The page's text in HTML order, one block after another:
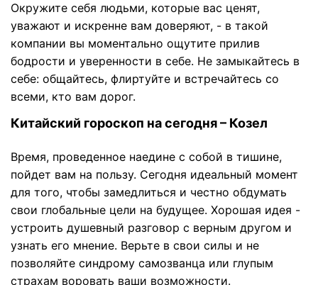
Окружите себя людьми, которые вас ценят,
уважают и искренне вам доверяют, - в такой
компании вы моментально ощутите прилив
бодрости и уверенности в себе. Не замыкайтесь в
себе: общайтесь, флиртуйте и встречайтесь со
всеми, кто вам дорог.
Китайский гороскоп на сегодня – Козел
Время, проведенное наедине с собой в тишине,
пойдет вам на пользу. Сегодня идеальный момент
для того, чтобы замедлиться и честно обдумать
свои глобальные цели на будущее. Хорошая идея -
устроить душевный разговор с верным другом и
узнать его мнение. Верьте в свои силы и не
позволяйте синдрому самозванца или глупым
страхам воровать ваши возможности.